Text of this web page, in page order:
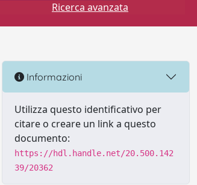
Ricerca avanzata
Informazioni
Utilizza questo identificativo per
citare o creare un link a questo
documento:
https://hdl.handle.net/20.500.142
39/20362